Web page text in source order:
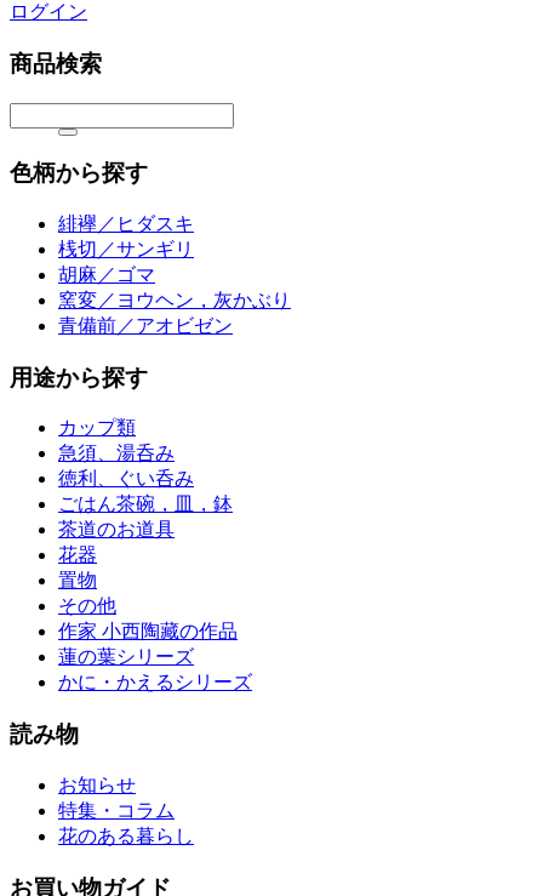
ログイン
商品検索
色柄から探す
緋襷／ヒダスキ
桟切／サンギリ
胡麻／ゴマ
窯変／ヨウヘン，灰かぶり
青備前／アオビゼン
用途から探す
カップ類
急須、湯呑み
徳利、ぐい呑み
ごはん茶碗，皿，鉢
茶道のお道具
花器
置物
その他
作家 小西陶藏の作品
蓮の葉シリーズ
かに・かえるシリーズ
読み物
お知らせ
特集・コラム
花のある暮らし
お買い物ガイド